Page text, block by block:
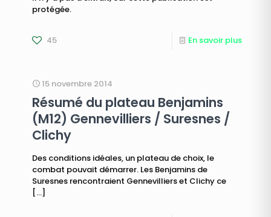
protégée.
45 En savoir plus
15 novembre 2014
Résumé du plateau Benjamins
(M12) Gennevilliers / Suresnes /
Clichy
Des conditions idéales, un plateau de choix, le
combat pouvait démarrer. Les Benjamins de
Suresnes rencontraient Gennevilliers et Clichy ce
[…]